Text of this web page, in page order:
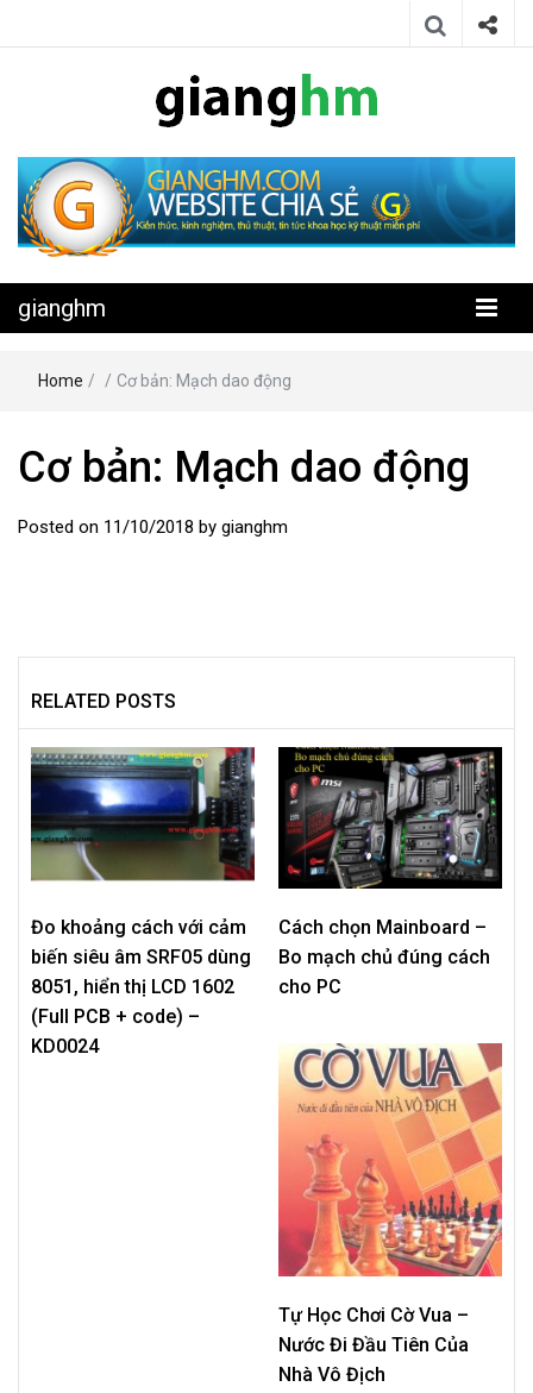
gianghm
kỹ thuật miễn phí
gianghm
Home / / Cơ bản: Mạch dao động
Cơ bản: Mạch dao động
Posted on 11/10/2018 by gianghm
RELATED POSTS
Đo khoảng cách với cảm
biến siêu âm SRF05 dùng
8051, hiển thị LCD 1602
(Full PCB + code) –
KD0024
Cách chọn Mainboard –
Bo mạch chủ đúng cách
cho PC
Tự Học Chơi Cờ Vua –
Nước Đi Đầu Tiên Của
Nhà Vô Địch